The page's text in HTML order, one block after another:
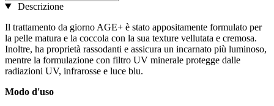
Descrizione
Il trattamento da giorno AGE+ è stato appositamente formulato per
la pelle matura e la coccola con la sua texture vellutata e cremosa.
Inoltre, ha proprietà rassodanti e assicura un incarnato più luminoso,
mentre la formulazione con filtro UV minerale protegge dalle
radiazioni UV, infrarosse e luce blu.
Modo d'uso